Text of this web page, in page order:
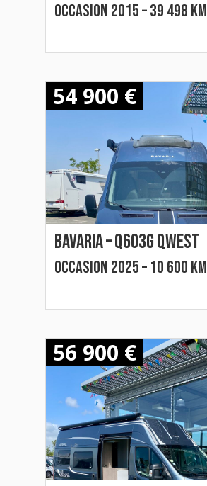
Occasion 2015 – 39 498 km
54 900 €
Bavaria – q603g qwest
Occasion 2025 – 10 600 km
56 900 €